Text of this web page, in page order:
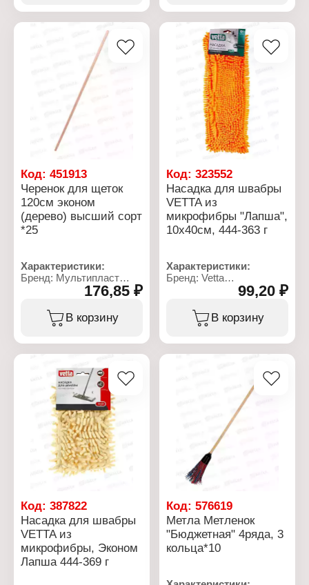
Характеристики:
Артикул: 448-018
Модель: Полоска
Тип товара: Насадка для
Назначение: для мытья
Размер: 10х40 см
Материал: микрофибра
Цвет: 4 цвета
Материал держателя:
металл
Длина держателя: 19 см
Код: 451913
Черенок для щеток
120см эконом
(дерево) высший сорт
*25
Характеристики:
Бренд: Мультипласт
Модель: Эконом
Тип товара: Черенок
Назначение: для щеток
Размер: 120 см
176,85 ₽
В корзину
Код:323552
Насадка для швабры
VETTA из
микрофибры "Лапша",
10х40см, 444-363 г
Характеристики:
Бренд: Vetta
Артикул: 444-363
Тип товара: Насадка для
швабры
Назначение: для мытья
99,20 ₽
В корзину
Код: 387822
Насадка для швабры
VETTA из
микрофибры, Эконом
Лапша 444-369 г
Код:576619
Метла Метленок
"Бюджетная" 4ряда, 3
кольца*10